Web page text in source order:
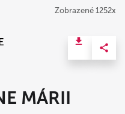
Zobrazené 1252x
MÁRII